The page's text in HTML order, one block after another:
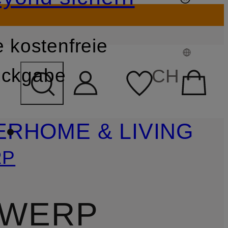
ÜBERSPRINGEN
kostenfreie
CH
HOME & LIVING